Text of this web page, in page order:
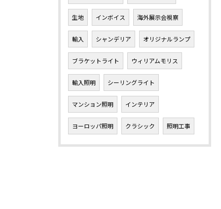
生地 インボイス 海外展示会視察
輸入 シャンデリア オリジナルランプ
ブラケットライト ウィリアムモリス
輸入照明 シーリングライト
マンション照明 インテリア
ヨーロッパ照明 クラシック 照明工事